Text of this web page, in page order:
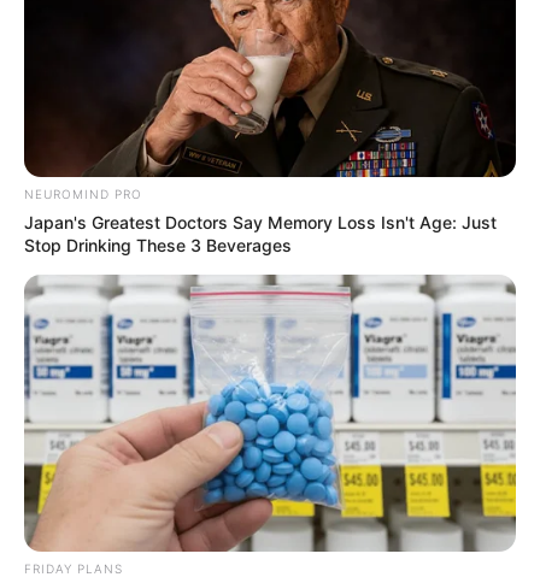
NEUROMIND PRO
Japan's Greatest Doctors Say Memory Loss Isn't Age: Just
Stop Drinking These 3 Beverages
FRIDAY PLANS